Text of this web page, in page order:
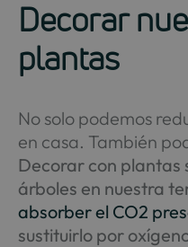
Decorar
plantas
No solo podemos
en casa. También
Decorar con plantas
árboles en nuestra
absorber el CO2
sustituirlo por